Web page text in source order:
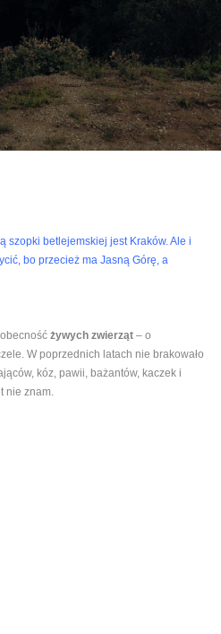
szopki betlejemskiej jest Kraków. Ale i
bo przecież ma Jasną Górę, a
żywych zwierząt – o
W poprzednich latach nie brakowało
kóz, pawii, bażantów, kaczek i
nie znam.